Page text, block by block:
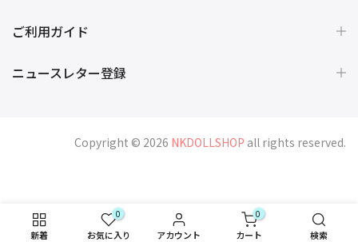
ご利用ガイド
ニュースレター登録
Copyright © 2026 NKDOLLSHOP all rights reserved.
新着
0
お気に入り アカウント
0
カート 検索